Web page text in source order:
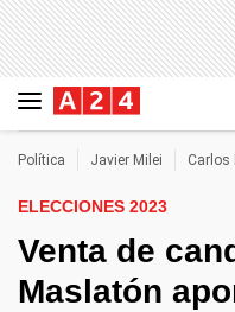
Política Javier Milei Carlos
ELECCIONES 2023
Venta de
Maslatón